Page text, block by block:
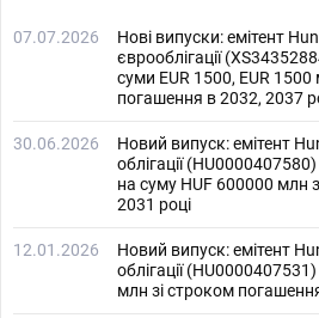
07.07.2026
Нові випуски: емітент
єврооблігації
суми EUR 1500, EUR 1500
погашення в 2032, 2037
30.06.2026
Новий випуск: емітент
облігації
на суму HUF 600000 млн
2031 році
12.01.2026
Новий випуск: емітент
облігації
млн зі строком